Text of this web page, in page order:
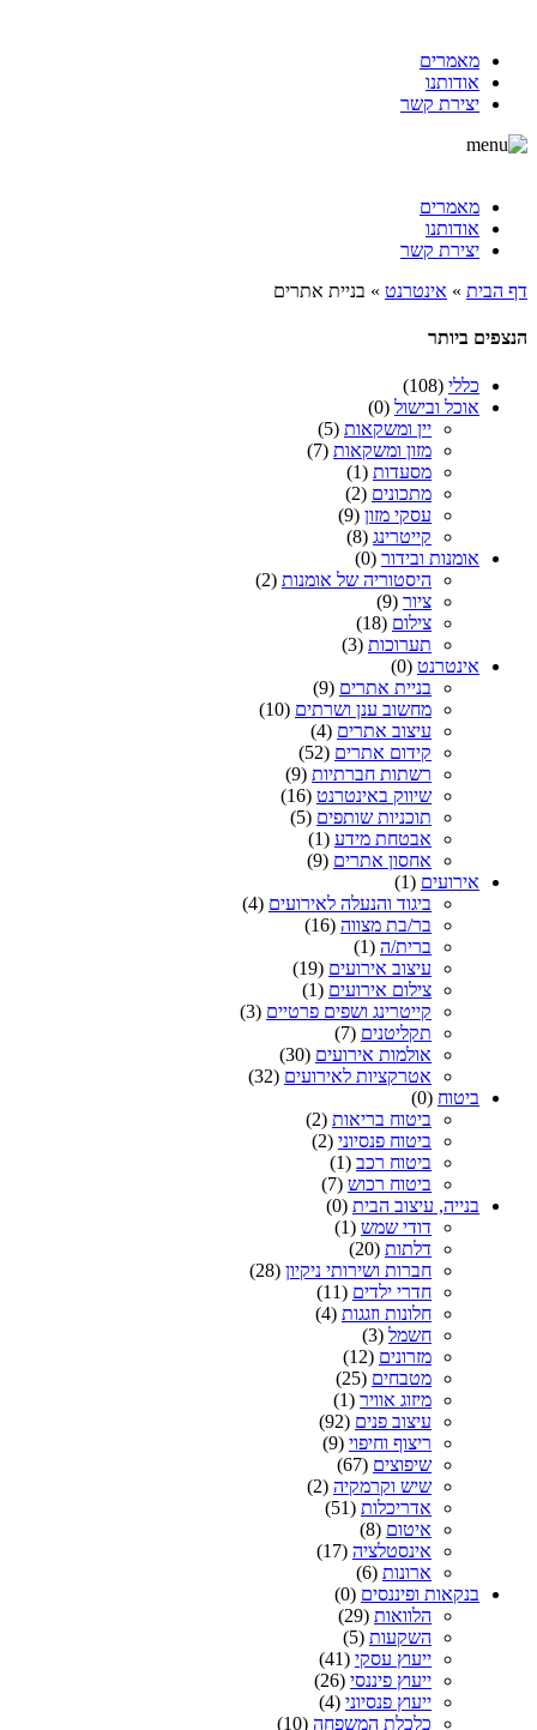
מאמרים
אודותנו
יצירת קשר
מאמרים
אודותנו
יצירת קשר
דף הבית » אינטרנט » בניית אתרים
הנצפים ביותר
כללי (108)
אוכל ובישול (0)
יין ומשקאות (5)
מזון ומשקאות (7)
מסעדות (1)
מתכונים (2)
עסקי מזון (9)
קייטרינג (8)
אומנות ובידור (0)
היסטוריה של אומנות (2)
ציור (9)
צילום (18)
תערוכות (3)
אינטרנט (0)
בניית אתרים (9)
מחשוב ענן ושרתים (10)
עיצוב אתרים (4)
קידום אתרים (52)
רשתות חברתיות (9)
שיווק באינטרנט (16)
תוכניות שותפים (5)
אבטחת מידע (1)
אחסון אתרים (9)
אירועים (1)
ביגוד והנעלה לאירועים (4)
בר/בת מצווה (16)
ברית/ה (1)
עיצוב אירועים (19)
צילום אירועים (1)
קייטרינג ושפים פרטיים (3)
תקליטנים (7)
אולמות אירועים (30)
אטרקציות לאירועים (32)
ביטוח (0)
ביטוח בריאות (2)
ביטוח פנסיוני (2)
ביטוח רכב (1)
ביטוח רכוש (7)
בנייה, עיצוב הבית (0)
דודי שמש (1)
דלתות (20)
חברות ושירותי ניקיון (28)
חדרי ילדים (11)
חלונות וזגגות (4)
חשמל (3)
מזרונים (12)
מטבחים (25)
מיזוג אוויר (1)
עיצוב פנים (92)
ריצוף וחיפוי (9)
שיפוצים (67)
שיש וקרמקיה (2)
אדריכלות (51)
איטום (8)
אינסטלציה (17)
ארונות (6)
בנקאות ופיננסים (0)
הלוואות (29)
השקעות (5)
ייעוץ עסקי (41)
ייעוץ פיננסי (26)
ייעוץ פנסיוני (4)
כלכלת המשפחה (10)